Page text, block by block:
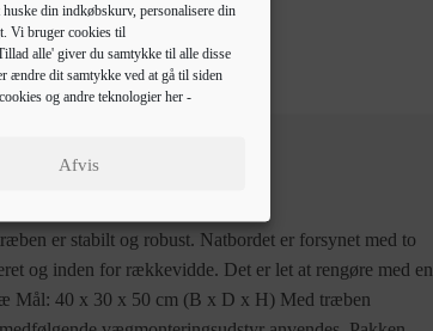
din indkøbskurv, personalisere din
Vi bruger cookies til
alle' giver du samtykke til alle disse
ændre dit samtykke ved at gå til siden
og andre teknologier her -
Afvis
er stabilt og robust. Natbordet er forsynet med to
og inden for rækkevidde. Det er let at rengøre med en
Mål: 40 x 30 x 50 cm (B x D x H) Med træben